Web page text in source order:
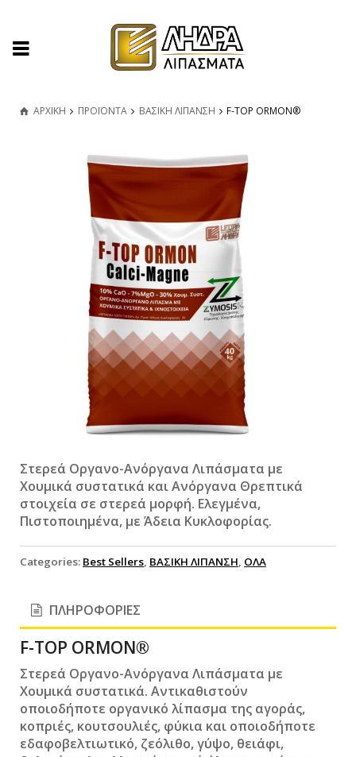
ΑΡΧΙΚΗ ΠΡΟΪΟΝΤΑ ΒΑΣΙΚΗ ΛΙΠΑΝΣΗ F-TOP ORMON®
Στερεά Οργανο-Ανόργανα Λιπάσματα με
Χουμικά συστατικά και Ανόργανα Θρεπτικά
στοιχεία σε στερεά μορφή. Ελεγμένα,
Πιστοποιημένα, με Άδεια Κυκλοφορίας.
Categories: Best Sellers, ΒΑΣΙΚΗ ΛΙΠΑΝΣΗ, ΟΛΑ
ΠΛΗΡΟΦΟΡΙΕΣ
F-TOP ORMON®
Στερεά Οργανο-Ανόργανα Λιπάσματα με
Χουμικά συστατικά. Αντικαθιστούν
οποιοδήποτε οργανικό λίπασμα της αγοράς,
κοπριές, κουτσουλιές, φύκια και οποιοδήποτε
εδαφοβελτιωτικό, ζεόλιθο, γύψο, θειάφι,